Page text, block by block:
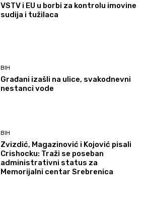
VSTV i EU u borbi za kontrolu imovine
sudija i tužilaca
BIH
Građani izašli na ulice, svakodnevni
nestanci vode
BIH
Zvizdić, Magazinović i Kojović pisali
Crishocku: Traži se poseban
administrativni status za
Memorijalni centar Srebrenica